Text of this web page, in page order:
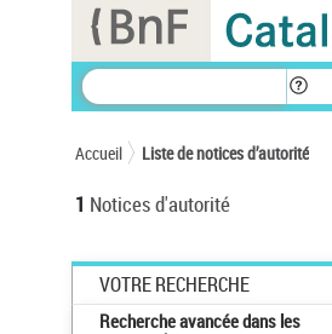
Accueil Liste de notices d’autorité
1 Notices d'autorité
VOTRE RECHERCHE
Recherche avancée dans les
Panneau de gestion des cookies